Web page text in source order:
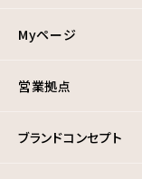
Myページ
営業拠点
ブランドコンセプト